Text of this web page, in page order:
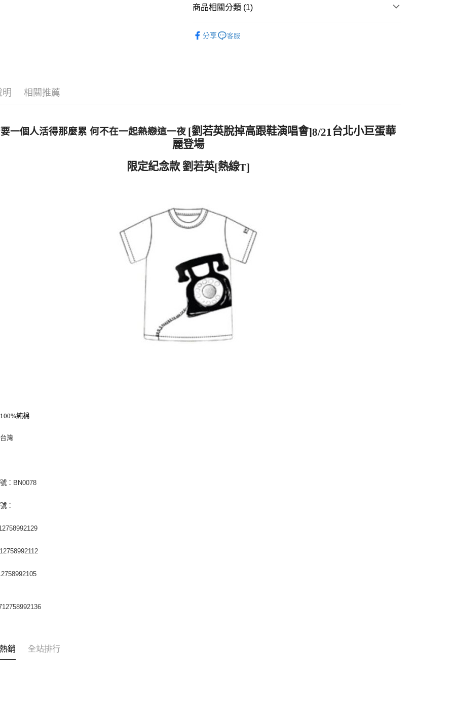
全盈+PAY
付款後全家取貨
每筆NT$65，滿NT$1,000(含以上)免運費
7-11取貨付款
每筆NT$65，滿NT$1,000(含以上)免運費
每筆NT$85，滿NT$1,000(含以上)免運費
商品相關分類 (1)
分享
客服
明 相關推薦
一個人活得那麼累 何不在一起熱戀這一夜 [劉若英脫掉高跟鞋演唱會]8/21 台北小巨蛋華
麗登場
限定紀念款 劉若英[熱線T]
100%純棉
灣
： BN0078
：
銷 全站排行